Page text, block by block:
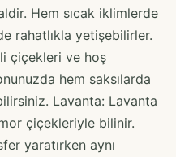
Hem sıcak iklimlerde
rahatlıkla yetişebilirler.
çiçekleri ve hoş
hem saksılarda
Lavanta: Lavanta
çiçekleriyle bilinir.
yaratırken aynı